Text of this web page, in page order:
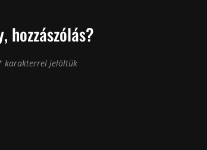
hozzászólás?
karakterrel jelöltük